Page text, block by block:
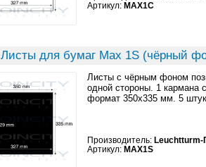
Артикул: MAX1C
Листы для бумаг Max 1S (чёрный
Листы с чёрным фоном
одной стороны. 1 кармана
формат 350x335 мм. 5 штук
Производитель: Leuchtturm-
Артикул: MAX1S